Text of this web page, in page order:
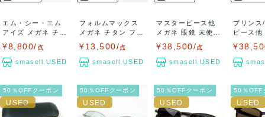
エム・シー・エム
アイズ メガネ チタ
¥8,800/ 点
smasell.USED
フォルムマックス
メガネ チタン フレ
¥13,500/点
smasell.USED
マスターピース他
メガネ 眼鏡 未使用
¥38,500/点
smasell.USED
プリンス
ピース
50％OFFクーポン 50％OFFクーポン 50％OFFクーポン 50％OFF